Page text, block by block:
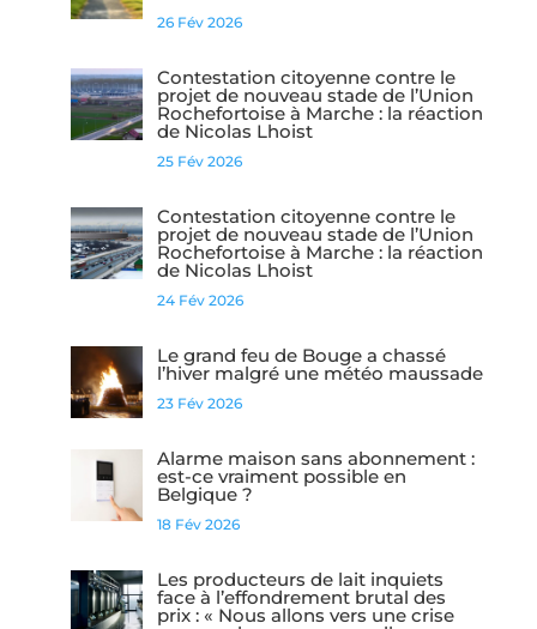
26 Fév 2026
Contestation citoyenne contre le
projet de nouveau stade de l’Union
Rochefortoise à Marche : la réaction
de Nicolas Lhoist
25 Fév 2026
Contestation citoyenne contre le
projet de nouveau stade de l’Union
Rochefortoise à Marche : la réaction
de Nicolas Lhoist
24 Fév 2026
Le grand feu de Bouge a chassé
l’hiver malgré une météo maussade
23 Fév 2026
Alarme maison sans abonnement :
est-ce vraiment possible en
Belgique ?
18 Fév 2026
Les producteurs de lait inquiets
face à l’effondrement brutal des
prix : « Nous allons vers une crise